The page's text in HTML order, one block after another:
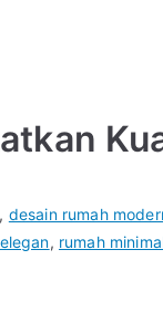
, desain rumah
, rumah